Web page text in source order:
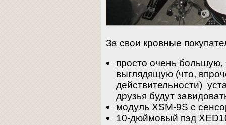
За свои кровные
просто очень
выглядящую (что,
действительности)
друзья будут
модуль XSM-9S с
10-дюймовый пэд